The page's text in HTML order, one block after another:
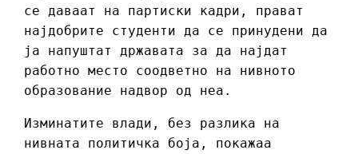
се даваат на партиски кадри, прават
најдобрите студенти да се принудени да
ја напуштат државата за да најдат
работно место соодветно на нивното
образование надвор од неа.
Изминатите влади, без разлика на
нивната политичка боја, покажаа